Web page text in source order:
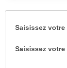
Saisissez votre
Saisissez votre